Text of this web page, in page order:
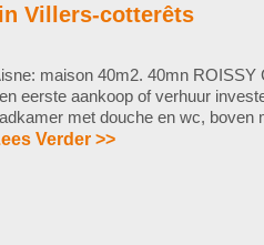
Villers-cotterêts
maison 40m2. 40mn
eerste aankoop of verhuur
met douche en wc, boven
Verder >>